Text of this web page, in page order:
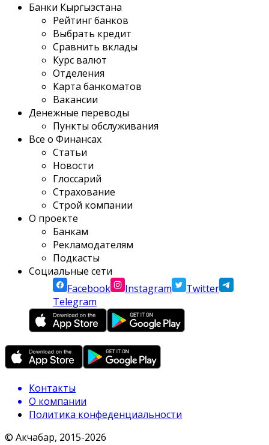
Банки Кыргызстана
Рейтинг банков
Выбрать кредит
Сравнить вклады
Курс валют
Отделения
Карта банкоматов
Вакансии
Денежные переводы
Пункты обслуживания
Все о Финансах
Статьи
Новости
Глоссарий
Страхование
Строй компании
О проекте
Банкам
Рекламодателям
Подкасты
Социальные сети
Facebook
Instagram
Twitter
Telegram
Контакты
О компании
Политика конфеденциальности
© Акчабар, 2015-2026